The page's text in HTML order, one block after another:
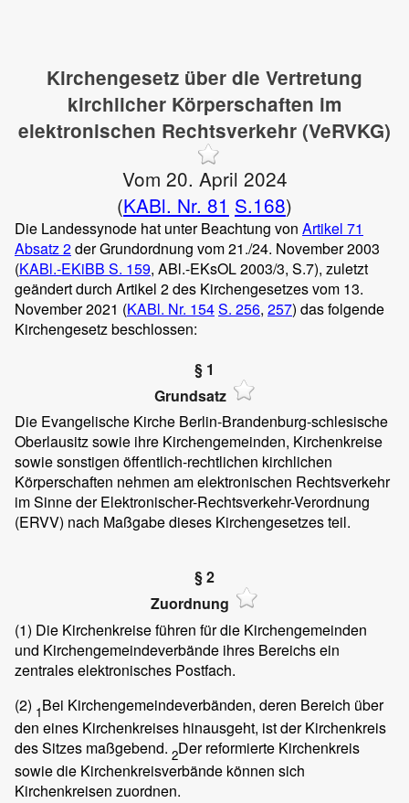
Kirchengesetz über die Vertretung
kirchlicher Körperschaften im
elektronischen Rechtsverkehr (VeRVKG)
Vom 20. April 2024
(KABl. Nr. 81 S.168)
Die Landessynode hat unter Beachtung von Artikel 71
Absatz 2der Grundordnung vom 21./24. November 2003
(KABl.-EKiBB S. 159, ABl.-EKsOL 2003/3, S.7), zuletzt
geändert durch Artikel 2 des Kirchengesetzes vom 13.
November 2021 (KABl. Nr. 154S. 256, 257) das folgende
Kirchengesetz beschlossen:
§ 1
Grundsatz
Die Evangelische Kirche Berlin-Brandenburg-schlesische
Oberlausitz sowie ihre Kirchengemeinden, Kirchenkreise
sowie sonstigen öffentlich-rechtlichen kirchlichen
Körperschaften nehmen am elektronischen Rechtsverkehr
im Sinne der Elektronischer-Rechtsverkehr-Verordnung
(ERVV) nach Maßgabe dieses Kirchengesetzes teil.
§ 2
Zuordnung
(1) Die Kirchenkreise führen für die Kirchengemeinden
und Kirchengemeindeverbände ihres Bereichs ein
zentrales elektronisches Postfach.
(2) 1Bei Kirchengemeindeverbänden, deren Bereich über
den eines Kirchenkreises hinausgeht, ist der Kirchenkreis
des Sitzes maßgebend. 2Der reformierte Kirchenkreis
sowie die Kirchenkreisverbände können sich
Kirchenkreisen zuordnen.